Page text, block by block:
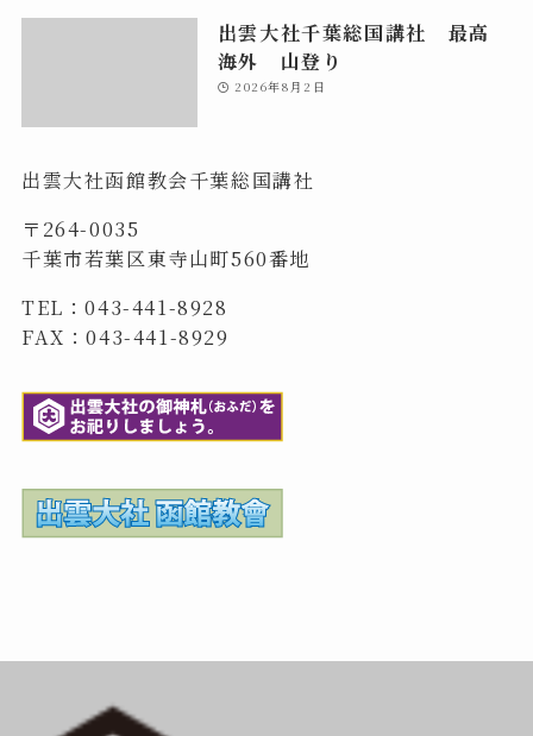
出雲大社千葉総国講社 最高
海外 山登り
2026年8月2日
出雲大社函館教会千葉総国講社
〒264-0035
千葉市若葉区東寺山町560番地
TEL：043-441-8928
FAX：043-441-8929